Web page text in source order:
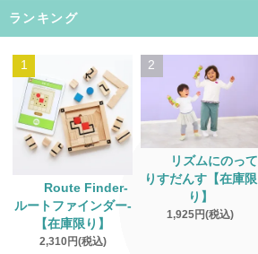
ランキング
1
Route Finder‐
ルートファインダー‐
【在庫限り】
2,310円(税込)
2
リズムにのって
りすだんす【在庫限
り】
1,925円(税込)